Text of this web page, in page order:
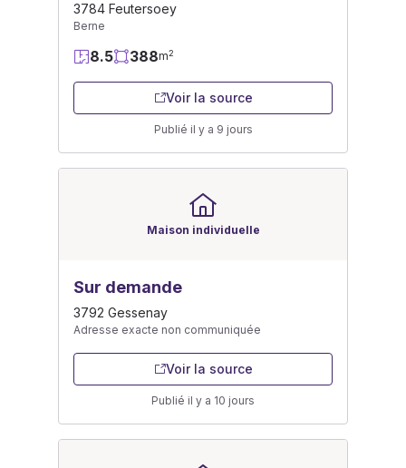
3784 Feutersoey
Berne
8.5 388m2
Voir la source
Publié il y a 9 jours
Maison individuelle
Sur demande
3792 Gessenay
Adresse exacte non communiquée
Voir la source
Publié il y a 10 jours